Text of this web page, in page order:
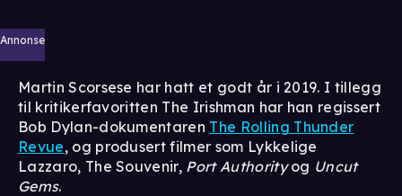
Annonse
Martin Scorsese har hatt et godt år i 2019. I tillegg
til kritikerfavoritten The Irishman har han regissert
Bob Dylan-dokumentaren The Rolling Thunder
Revue, og produsert filmer som Lykkelige
Lazzaro, The Souvenir, Port Authorityog Uncut
Gems.